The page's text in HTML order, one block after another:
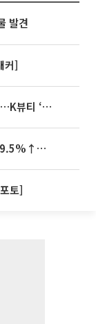
발견
커]
[K뷰티 라방戰]
LIG D&A, 천궁Ⅱ 수출에 2Q 영업익 29.5%↑…수주잔고 24.6조 [종합]
토]